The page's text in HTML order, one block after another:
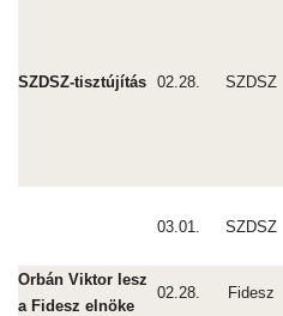
SZDSZ-tisztújítás 02.28. SZDSZ
03.01. SZDSZ
Orbán Viktor lesz
a Fidesz elnöke
02.28. Fidesz